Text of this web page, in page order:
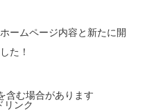
ームページ内容と新たに開
た！
含む場合があります
リンク